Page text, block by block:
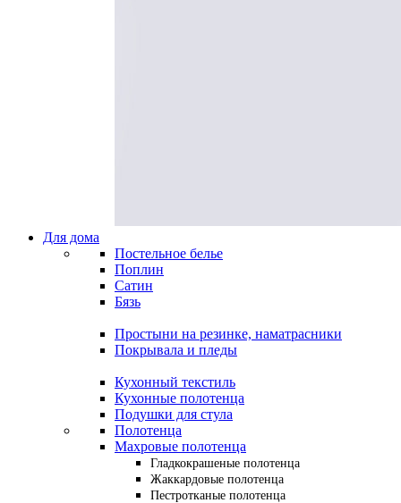
Для дома
Постельное белье
Поплин
Сатин
Бязь
Простыни на резинке, наматрасники
Покрывала и пледы
Кухонный текстиль
Кухонные полотенца
Подушки для стула
Полотенца
Махровые полотенца
Гладкокрашеные полотенца
Жаккардовые полотенца
Пестротканые полотенца